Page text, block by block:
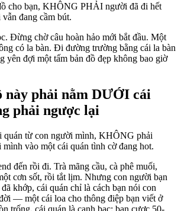
cho bạn, KHÔNG PHẢI người đã đi hết
đang cầm bút.
Đừng chờ câu hoàn hảo mới bắt đầu. Một
có la bàn. Đi đường trường bằng cái la bàn
yên đợi một tấm bản đồ đẹp không bao giờ
này phải nằm DƯỚI cái
phải ngược lại
quán từ con người mình, KHÔNG phải
vào một cái quán tình cờ đang hot.
đến rồi đi. Trà mãng cầu, cà phê muối,
cơn sốt, rồi tắt lịm. Nhưng con người bạn
khớp, cái quán chỉ là cách bạn nói con
— một cái loa cho thông điệp bạn viết ở
trống, cái quán là canh bạc: bạn cược 50-